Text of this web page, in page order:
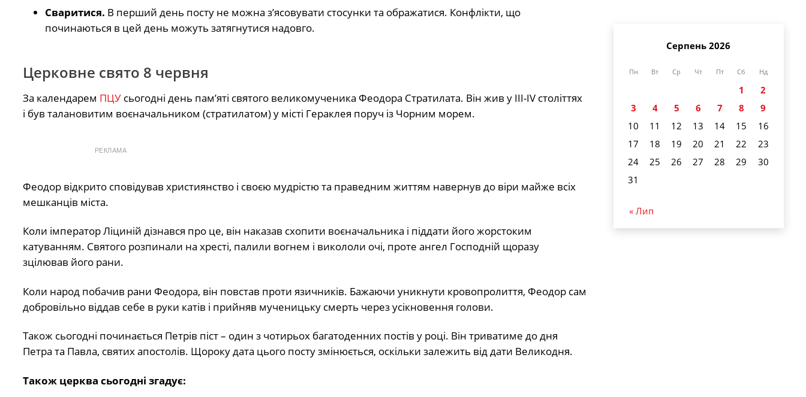
Сваритися. В перший день посту не можна з’ясовувати стосунки та ображатися. Конфлікти, що
починаються в цей день можуть затягнутися надовго.
Церковне свято 8 червня
За календарем ПЦУ сьогодні день пам’яті святого великомученика Феодора Стратилата. Він жив у III-IV століттях
і був талановитим воєначальником (стратилатом) у місті Гераклея поруч із Чорним морем.
РЕКЛАМА
Феодор відкрито сповідував християнство і своєю мудрістю та праведним життям навернув до віри майже всіх
мешканців міста.
Коли імператор Ліциній дізнався про це, він наказав схопити воєначальника і піддати його жорстоким
катуванням. Святого розпинали на хресті, палили вогнем і викололи очі, проте ангел Господній щоразу
зцілював його рани.
Коли народ побачив рани Феодора, він повстав проти язичників. Бажаючи уникнути кровопролиття, Феодор сам
добровільно віддав себе в руки катів і прийняв мученицьку смерть через усікновення голови.
Також сьогодні починається Петрів піст – один з чотирьох багатоденних постів у році. Він триватиме до дня
Петра та Павла, святих апостолів. Щороку дата цього посту змінюється, оскільки залежить від дати Великодня.
Також церква сьогодні згадує:
Серпень 2026
Пн Вт Ср Чт Пт Сб Нд
1
2
3
4 5 6 7 8
9
10
11 12 13 14 15
16
17
18 19 20 21 22
23
24
25 26 27 28 29
30
31
« Лип